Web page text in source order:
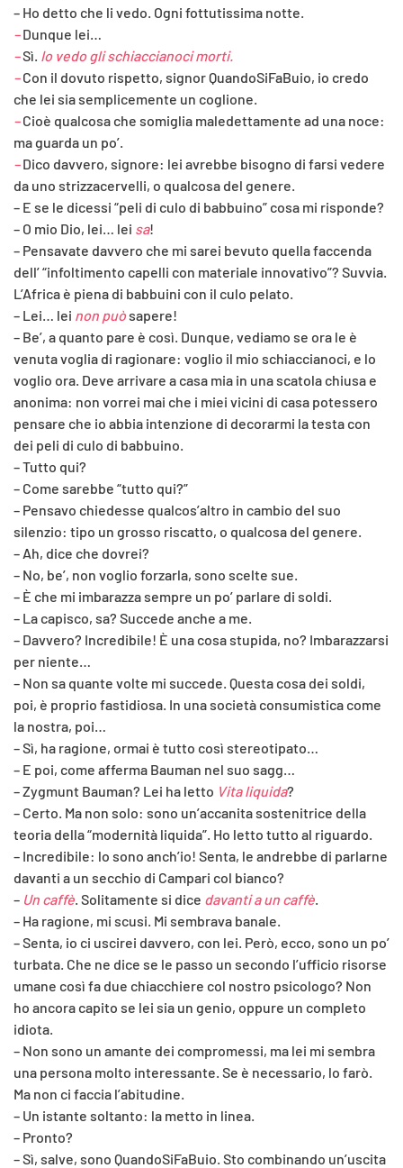
– Ho detto che li vedo. Ogni fottutissima notte.
–Dunque lei…
–Sì. Io vedo gli schiaccianoci morti.
–Con il dovuto rispetto, signor QuandoSiFaBuio, io credo
che lei sia semplicemente un coglione.
–Cioè qualcosa che somiglia maledettamente ad una noce:
ma guarda un po’.
–Dico davvero, signore: lei avrebbe bisogno di farsi vedere
da uno strizzacervelli, o qualcosa del genere.
– E se le dicessi “peli di culo di babbuino” cosa mi risponde?
– O mio Dio, lei… lei sa!
– Pensavate davvero che mi sarei bevuto quella faccenda
dell’ “infoltimento capelli con materiale innovativo”? Suvvia.
L’Africa è piena di babbuini con il culo pelato.
– Lei… lei non puòsapere!
– Be’, a quanto pare è così. Dunque, vediamo se ora le è
venuta voglia di ragionare: voglio il mio schiaccianoci, e lo
voglio ora. Deve arrivare a casa mia in una scatola chiusa e
anonima: non vorrei mai che i miei vicini di casa potessero
pensare che io abbia intenzione di decorarmi la testa con
dei peli di culo di babbuino.
– Tutto qui?
– Come sarebbe “tutto qui?”
– Pensavo chiedesse qualcos’altro in cambio del suo
silenzio: tipo un grosso riscatto, o qualcosa del genere.
– Ah, dice che dovrei?
– No, be’, non voglio forzarla, sono scelte sue.
– È che mi imbarazza sempre un po’ parlare di soldi.
– La capisco, sa? Succede anche a me.
– Davvero? Incredibile! È una cosa stupida, no? Imbarazzarsi
per niente…
– Non sa quante volte mi succede. Questa cosa dei soldi,
poi, è proprio fastidiosa. In una società consumistica come
la nostra, poi…
– Sì, ha ragione, ormai è tutto così stereotipato…
– E poi, come afferma Bauman nel suo sagg…
– Zygmunt Bauman? Lei ha letto Vita liquida?
– Certo. Ma non solo: sono un’accanita sostenitrice della
teoria della “modernità liquida”. Ho letto tutto al riguardo.
– Incredibile: lo sono anch’io! Senta, le andrebbe di parlarne
davanti a un secchio di Campari col bianco?
– Un caffè. Solitamente si dice davanti a un caffè.
– Ha ragione, mi scusi. Mi sembrava banale.
– Senta, io ci uscirei davvero, con lei. Però, ecco, sono un po’
turbata. Che ne dice se le passo un secondo l’ufficio risorse
umane così fa due chiacchiere col nostro psicologo? Non
ho ancora capito se lei sia un genio, oppure un completo
idiota.
– Non sono un amante dei compromessi, ma lei mi sembra
una persona molto interessante. Se è necessario, lo farò.
Ma non ci faccia l’abitudine.
– Un istante soltanto: la metto in linea.
– Pronto?
– Sì, salve, sono QuandoSiFaBuio. Sto combinando un’uscita